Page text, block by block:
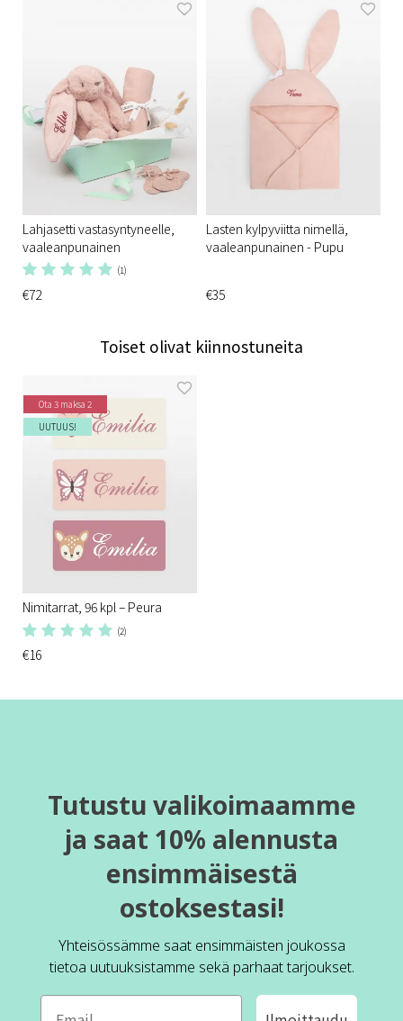
Lahjasetti vastasyntyneelle,
vaaleanpunainen
(1)
€72
Lasten kylpyviitta nimellä,
vaaleanpunainen - Pupu
€35
Toiset olivat kiinnostuneita
Ota 3 maksa 2
UUTUUS!
Nimitarrat, 96 kpl – Peura
(2)
€16
Tutustu valikoimaamme
ja saat 10% alennusta
ensimmäisestä
ostoksestasi!
Yhteisössämme saat ensimmäisten joukossa
tietoa uutuuksistamme sekä parhaat tarjoukset.